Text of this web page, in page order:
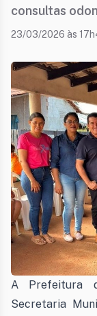
consultas
23/03/2026 às
A Prefeitura
Secretaria